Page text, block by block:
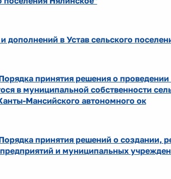
дополнений в Устав сельского
принятия решения о проведении
в муниципальной собственности
Мансийского автономного ок
принятия решений о создании,
и муниципальных